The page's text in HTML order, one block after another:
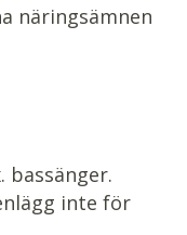
näringsämnen
inte för